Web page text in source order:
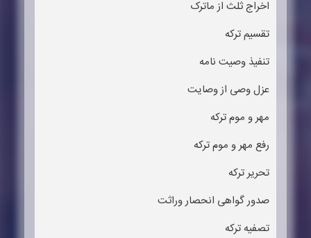
اخراج ثلث از ماترک
تقسیم ترکه
تنفیذ وصیت نامه
عزل وصی از وصایت
مهر و موم ترکه
رفع مهر و موم ترکه
تحریر ترکه
صدور گواهی انحصار وراثت
تصفیه ترکه